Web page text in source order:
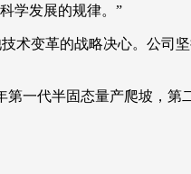
学发展的规律。”
变革的战略决心。公司
一代半固态量产爬坡，第